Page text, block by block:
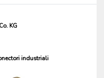
KG
industriali